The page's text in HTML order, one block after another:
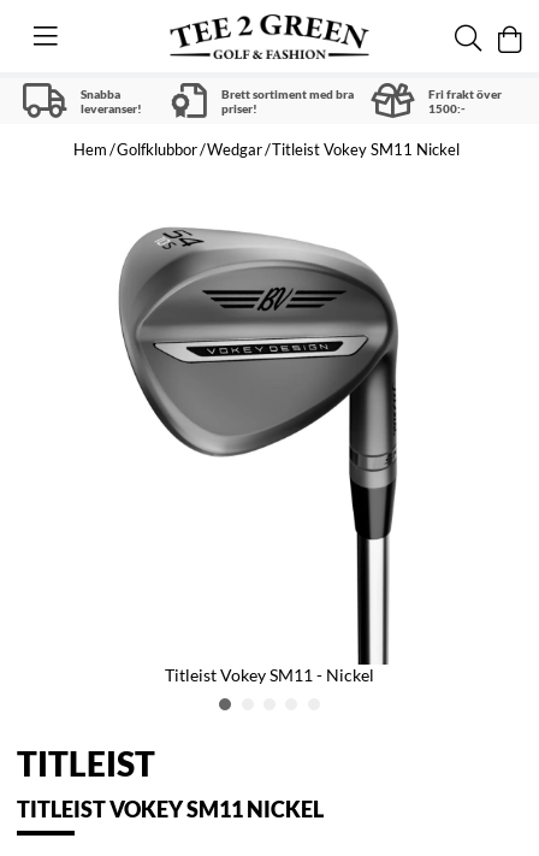
Snabba
leveranser!
Brett sortiment med bra
priser!
Fri frakt över
1500:-
Hem Golfklubbor Wedgar Titleist Vokey SM11 Nickel
Titleist Vokey SM11 - Nickel
TITLEIST
TITLEIST VOKEY SM11 NICKEL